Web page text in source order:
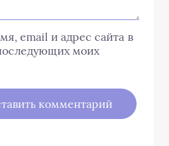
email и адрес сайта в
моих